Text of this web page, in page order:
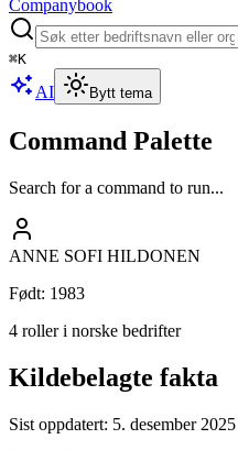
Companybook
⌘K
AI Bytt tema
Command Palette
Search for a command to run...
ANNE SOFI HILDONEN
Født: 1983
4 roller i norske bedrifter
Kildebelagte fakta
Sist oppdatert: 5. desember 2025